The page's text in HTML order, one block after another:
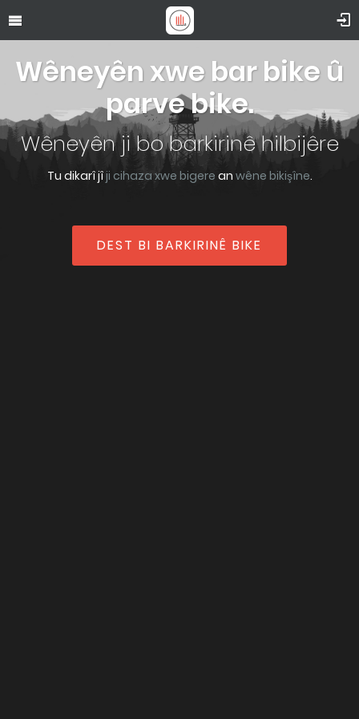
Wêneyên xwe bar bike û
parve bike.
Wêneyên ji bo barkirinê hilbijêre
Tu dikarî jîji cihaza xwe bigere an wêne bikişîne.
DEST BI BARKIRINÊ BIKE